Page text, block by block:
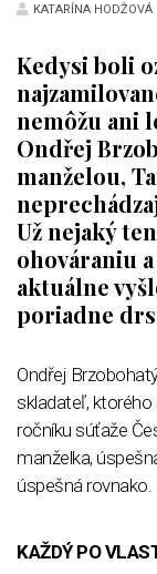
KATARÍNA HODŽOVÁ
Kedysi boli
nemôžu ani
Ondřej
manželou,
Už nejaký
ohováraniu
aktuálne
poriadne
Ondřej
skladateľ, ktorého
ročníku súťaže
manželka,
úspešná rovnako.
KAŽDÝ PO